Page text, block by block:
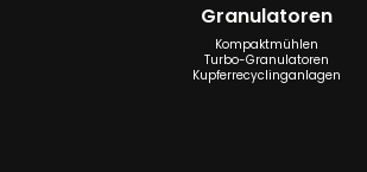
Granulatoren
Kompaktmühlen
Turbo-Granulatoren
Kupferrecyclinganlagen